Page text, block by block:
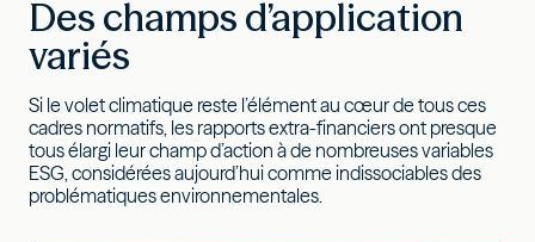
Des champs d’application
variés
Si le volet climatique reste l’élément au cœur de tous ces
cadres normatifs, les rapports extra-financiers ont presque
tous élargi leur champ d’action à de nombreuses variables
ESG, considérées aujourd’hui comme indissociables des
problématiques environnementales.